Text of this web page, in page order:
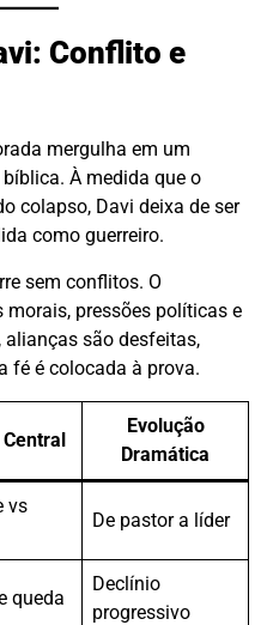
Conflito e
mergulha em um
À medida que o
colapso, Davi deixa de ser
como guerreiro.
sem conflitos. O
pressões políticas e
são desfeitas,
fé é colocada à prova.
Evolução
Dramática
vs
De pastor a líder
queda
Declínio
progressivo